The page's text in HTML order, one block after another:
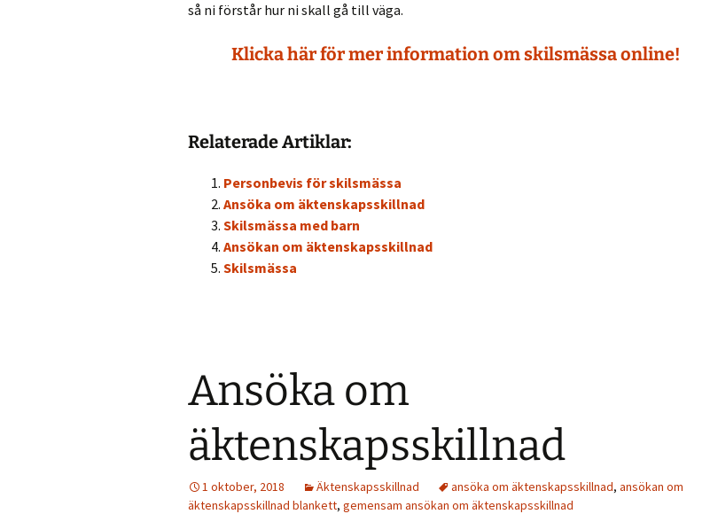
så ni förstår hur ni skall gå till väga.
Klicka här för mer information om skilsmässa online!
Relaterade Artiklar:
Personbevis för skilsmässa
Ansöka om äktenskapsskillnad
Skilsmässa med barn
Ansökan om äktenskapsskillnad
Skilsmässa
Ansöka om
äktenskapsskillnad
1 oktober, 2018 Äktenskapsskillnad ansöka om äktenskapsskillnad, ansökan om
äktenskapsskillnad blankett, gemensam ansökan om äktenskapsskillnad